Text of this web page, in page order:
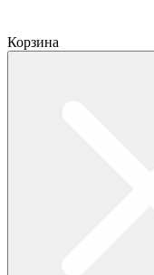
Корзина